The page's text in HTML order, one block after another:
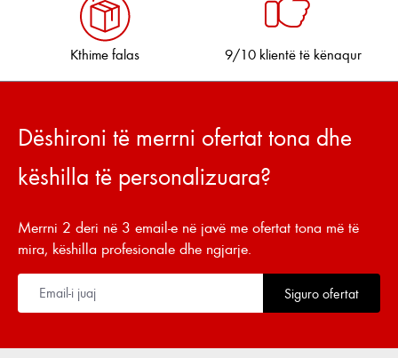
Kthime falas 9/10 klientë të kënaqur
Dëshironi të merrni ofertat tona dhe
këshilla të personalizuara?
Merrni 2 deri në 3 email-e në javë me ofertat tona më të
mira, këshilla profesionale dhe ngjarje.
Siguro ofertat